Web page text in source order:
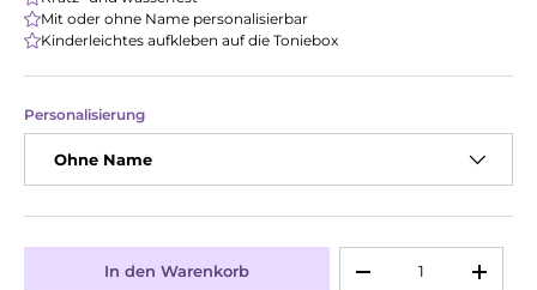
Mit oder ohne Name personalisierbar
Kinderleichtes aufkleben auf die Toniebox
Personalisierung
Ohne Name
-
+
In den Warenkorb